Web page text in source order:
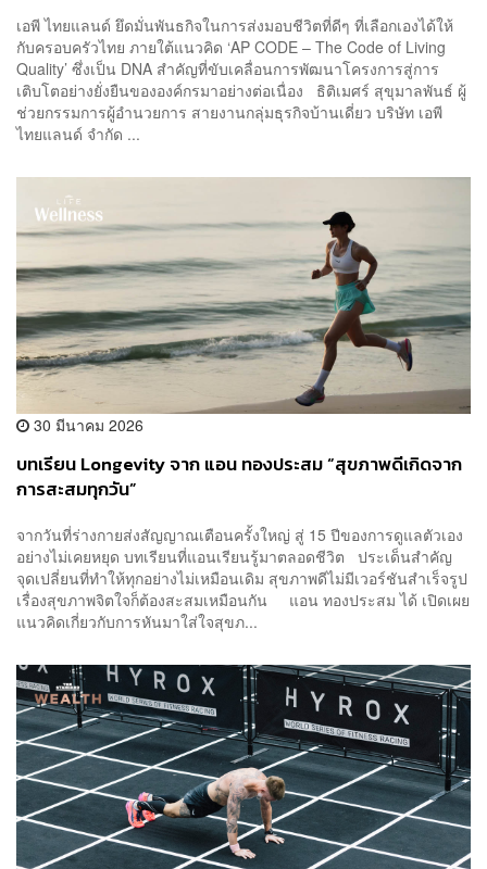
เอพี ไทยแลนด์ ยึดมั่นพันธกิจในการส่งมอบชีวิตที่ดีๆ ที่เลือกเองได้ให้
กับครอบครัวไทย ภายใต้แนวคิด ‘AP CODE – The Code of Living
Quality’ ซึ่งเป็น DNA สำคัญที่ขับเคลื่อนการพัฒนาโครงการสู่การ
เติบโตอย่างยั่งยืนขององค์กรมาอย่างต่อเนื่อง ธิติเมศร์ สุขุมาลพันธ์ ผู้
ช่วยกรรมการผู้อำนวยการ สายงานกลุ่มธุรกิจบ้านเดี่ยว บริษัท เอพี
ไทยแลนด์ จำกัด ...
30 มีนาคม 2026
บทเรียน Longevity จาก แอน ทองประสม “สุขภาพดีเกิดจาก
การสะสมทุกวัน”
จากวันที่ร่างกายส่งสัญญาณเตือนครั้งใหญ่ สู่ 15 ปีของการดูแลตัวเอง
อย่างไม่เคยหยุด บทเรียนที่แอนเรียนรู้มาตลอดชีวิต ประเด็นสำคัญ
จุดเปลี่ยนที่ทำให้ทุกอย่างไม่เหมือนเดิม สุขภาพดีไม่มีเวอร์ชันสำเร็จรูป
เรื่องสุขภาพจิตใจก็ต้องสะสมเหมือนกัน แอน ทองประสม ได้ เปิดเผย
แนวคิดเกี่ยวกับการหันมาใส่ใจสุขภ...